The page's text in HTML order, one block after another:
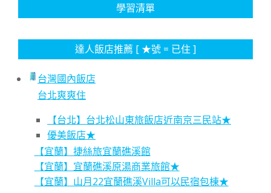
學習清單
達人飯店推薦 [ ★號 = 已住 ]
台灣國內飯店
台北爽爽住
【台北】台北松山東旅飯店近南京三民站★
優美飯店★
【宜蘭】捷絲旅宜蘭礁溪館
【宜蘭】宜蘭礁溪原湯商業旅館★
【宜蘭】山月22宜蘭礁溪Villa可以民宿包棟★